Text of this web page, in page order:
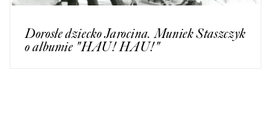
Dorosłe dziecko Jarocina. Muniek Staszczyk
o albumie "HAU! HAU!"